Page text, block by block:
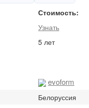
Стоимость:
Узнать
5 лет
evoform
Белоруссия